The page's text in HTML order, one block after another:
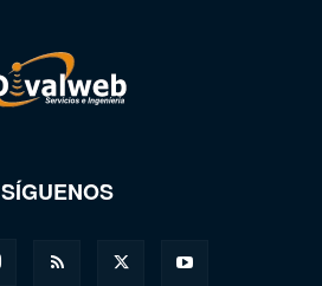
SÍGUENOS